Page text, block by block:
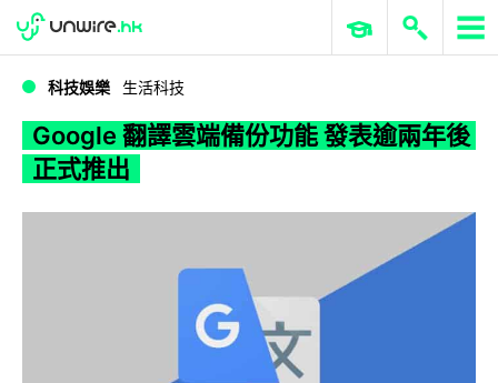
WWDC 2026 ERP 與商業 AI
科技娛樂 生活科技
Google 翻譯雲端備份功能 發表逾兩年後
正式推出